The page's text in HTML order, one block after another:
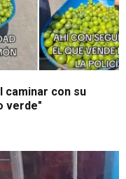
caminar con su
verde"